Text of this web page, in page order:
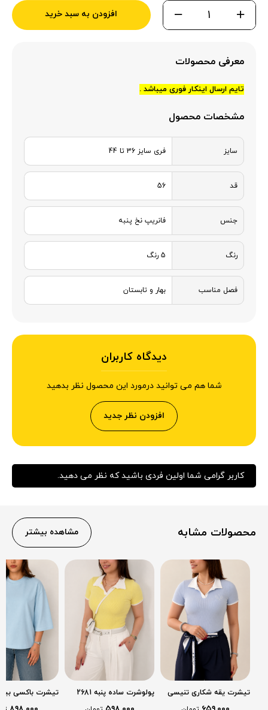
افزودن به سبد خرید
معرفی محصولات
تایم ارسال اینکار فوری میباشد .
مشخصات محصول
سایز فری سایز 36 تا 44
قد 56
جنس فانریپ نخ پنبه
رنگ 5 رنگ
فصل مناسب بهار و تابستان
دیدگاه کاربران
شما هم می توانید درمورد این محصول نظر بدهید
افزودن نظر جدید
کاربر گرامی شما اولین فردی باشید که نظر می دهید.
محصولات مشابه مشاهده بیشتر
تیشرت یقه شکاری تنیسی
پولوشرت ساده پنبه 2681
تیشرت باکسی